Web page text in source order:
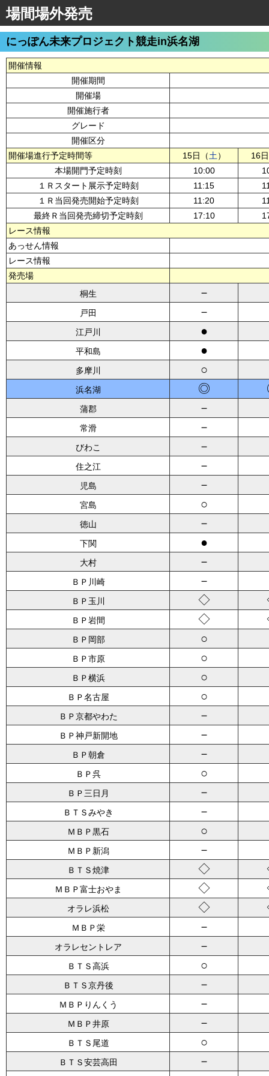
場間場外発売
にっぽん未来プロジェクト競走in浜名湖
開催情報
開催期間
開催場
開催施行者
グレード
開催区分
開催場進行予定時間等
15日（土）
16
本場開門予定時刻
10:00
１Ｒスタート展示予定時刻
11:15
１Ｒ当回発売開始予定時刻
11:20
最終Ｒ当回発売締切予定時刻
17:10
レース情報
あっせん情報
レース情報
発売場
桐生
－
戸田 －
江戸川 ●
平和島 ●
多摩川 ○
浜名湖 ◎
蒲郡 －
常滑 －
びわこ －
住之江 －
児島 －
宮島 ○
徳山 －
下関 ●
大村 －
ＢＰ川崎 －
ＢＰ玉川 ◇
ＢＰ岩間 ◇
ＢＰ岡部 ○
ＢＰ市原 ○
ＢＰ横浜 ○
ＢＰ名古屋 ○
ＢＰ京都やわた －
ＢＰ神戸新開地 －
ＢＰ朝倉 －
ＢＰ呉 ○
ＢＰ三日月 －
ＢＴＳみやき －
ＭＢＰ黒石 ○
ＭＢＰ新潟 －
ＢＴＳ焼津 ◇
ＭＢＰ富士おやま ◇
オラレ浜松 ◇
ＭＢＰ栄 －
オラレセントレア －
ＢＴＳ高浜 ○
ＢＴＳ京丹後 －
ＭＢＰりんくう －
ＭＢＰ井原 －
ＢＴＳ尾道 ○
ＢＴＳ安芸高田 －